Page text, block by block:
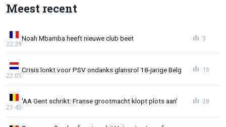
Meest recent
Noah Mbamba heeft nieuwe club beet
22:29
3
Crisis lonkt voor PSV ondanks glansrol 18-jarige Belg
22:05
16
'AA Gent schrikt: Franse grootmacht klopt plots aan'
21:45
28